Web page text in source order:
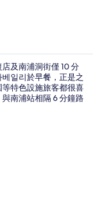
及南浦洞街僅 10 分
일리於早餐，正是之
特色設施旅客都很喜
南浦站相隔 6 分鐘路